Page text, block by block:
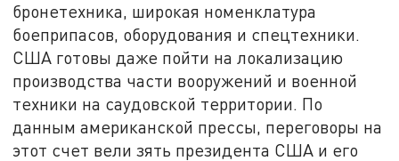
бронетехника, широкая номенклатура
боеприпасов, оборудования и спецтехники.
США готовы даже пойти на локализацию
производства части вооружений и военной
техники на саудовской территории. По
данным американской прессы, переговоры на
этот счет вели зять президента США и его